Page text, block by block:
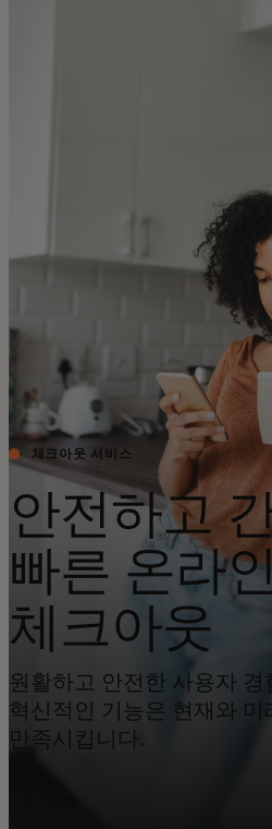
이노베이터
체크아웃 서비스
안전하고
빠른 온라
체크아웃
원활하고 안전한 사용자 경
혁신적인 기능은 현재와 미
만족시킵니다.